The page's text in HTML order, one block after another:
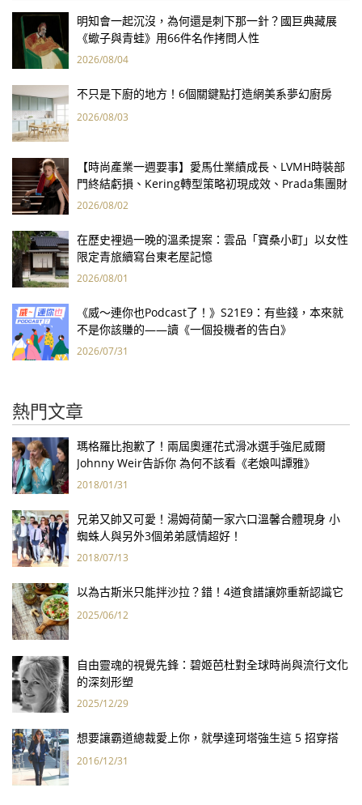
明知會一起沉沒，為何還是刺下那一針？國巨典藏展
《蠍子與青蛙》用66件名作拷問人性
2026/08/04
不只是下廚的地方！6個關鍵點打造網美系夢幻廚房
2026/08/03
【時尚產業一週要事】愛馬仕業績成長、LVMH時裝部
門終結虧損、Kering轉型策略初現成效、Prada集團財
報亮眼
2026/08/02
在歷史裡過一晚的溫柔提案：雲品「寶桑小町」以女性
限定青旅續寫台東老屋記憶
2026/08/01
《威～連你也Podcast了！》S21E9：有些錢，本來就
不是你該賺的——讀《一個投機者的告白》
2026/07/31
熱門文章
瑪格羅比抱歉了！兩屆奧運花式滑冰選手強尼威爾
Johnny Weir告訴你 為何不該看《老娘叫譚雅》
2018/01/31
兄弟又帥又可愛！湯姆荷蘭一家六口溫馨合體現身 小
蜘蛛人與另外3個弟弟感情超好！
2018/07/13
以為古斯米只能拌沙拉？錯！4道食譜讓妳重新認識它
2025/06/12
自由靈魂的視覺先鋒：碧姬芭杜對全球時尚與流行文化
的深刻形塑
2025/12/29
想要讓霸道總裁愛上你，就學達珂塔強生這 5 招穿搭
2016/12/31